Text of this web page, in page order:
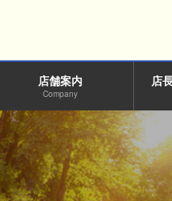
店舗案内
Company
店